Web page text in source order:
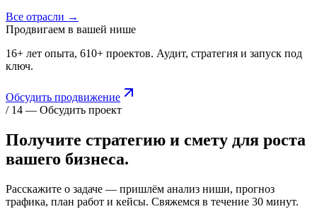
Все отрасли →
Продвигаем в вашей нише
16+ лет опыта, 610+ проектов. Аудит, стратегия и запуск под
ключ.
Обсудить продвижение
/ 14 — Обсудить проект
Получите стратегию и смету для роста
вашего бизнеса.
Расскажите о задаче — пришлём анализ ниши, прогноз
трафика, план работ и кейсы. Свяжемся в течение 30 минут.